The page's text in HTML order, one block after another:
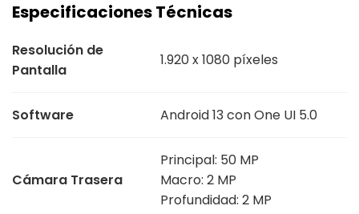
Especificaciones Técnicas
Resolución de
Pantalla
1.920 x 1080 píxeles
Software Android 13 con One UI 5.0
Cámara Trasera
Principal: 50 MP
Macro: 2 MP
Profundidad: 2 MP